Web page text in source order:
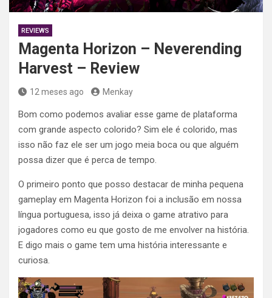
REVIEWS
Magenta Horizon – Neverending
Harvest – Review
12 meses ago Menkay
Bom como podemos avaliar esse game de plataforma
com grande aspecto colorido? Sim ele é colorido, mas
isso não faz ele ser um jogo meia boca ou que alguém
possa dizer que é perca de tempo.
O primeiro ponto que posso destacar de minha pequena
gameplay em Magenta Horizon foi a inclusão em nossa
língua portuguesa, isso já deixa o game atrativo para
jogadores como eu que gosto de me envolver na história.
E digo mais o game tem uma história interessante e
curiosa.